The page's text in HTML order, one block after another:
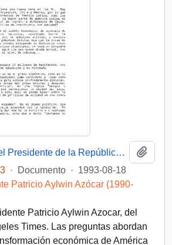
Entrevista a S.E. el Presidente de la República, D. Patricio Aylwin Azocar, del periódico Los Angeles Times.
· Documento · 1993-08-18
Patricio Aylwin Azócar (1990-
Patricio Aylwin Azocar, del
Times. Las preguntas abordan
económica de América